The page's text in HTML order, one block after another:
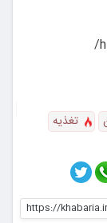
تغذیه
https://